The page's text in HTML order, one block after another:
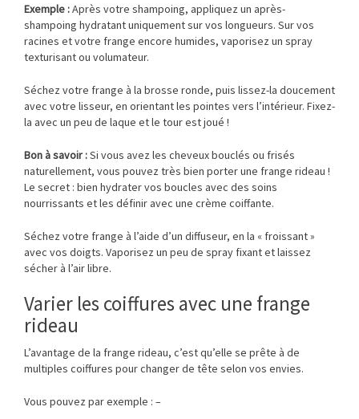
Exemple :Après votre shampoing, appliquez un après-
shampoing hydratant uniquement sur vos longueurs. Sur vos
racines et votre frange encore humides, vaporisez un spray
texturisant ou volumateur.
Séchez votre frange à la brosse ronde, puis lissez-la doucement
avec votre lisseur, en orientant les pointes vers l’intérieur. Fixez-
la avec un peu de laque et le tour est joué !
Bon à savoir :Si vous avez les cheveux bouclés ou frisés
naturellement, vous pouvez très bien porter une frange rideau !
Le secret : bien hydrater vos boucles avec des soins
nourrissants et les définir avec une crème coiffante.
Séchez votre frange à l’aide d’un diffuseur, en la « froissant »
avec vos doigts. Vaporisez un peu de spray fixant et laissez
sécher à l’air libre.
Varier les coiffures avec une frange
rideau
L’avantage de la frange rideau, c’est qu’elle se prête à de
multiples coiffures pour changer de tête selon vos envies.
Vous pouvez par exemple : –